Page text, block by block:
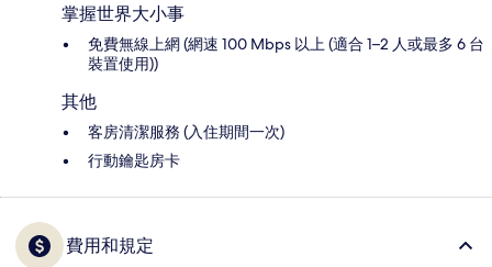
掌握世界大小事
免費無線上網 (網速 100 Mbps 以上 (適合 1–2 人或最多 6 台
裝置使用))
其他
客房清潔服務 (入住期間一次)
行動鑰匙房卡
費用和規定